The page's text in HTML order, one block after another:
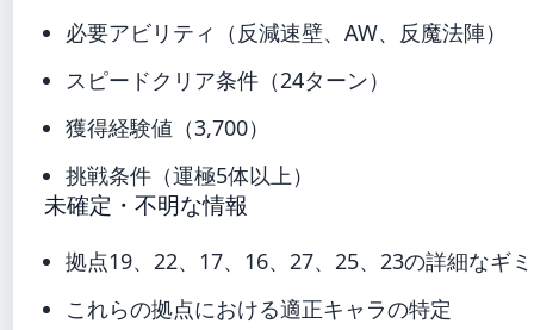
必要アビリティ（反減速壁、AW、反魔法陣）
スピードクリア条件（24ターン）
獲得経験値（3,700）
挑戦条件（運極5体以上）
未確定・不明な情報
拠点19、22、17、16、27、25、23の詳細なギ
これらの拠点における適正キャラの特定